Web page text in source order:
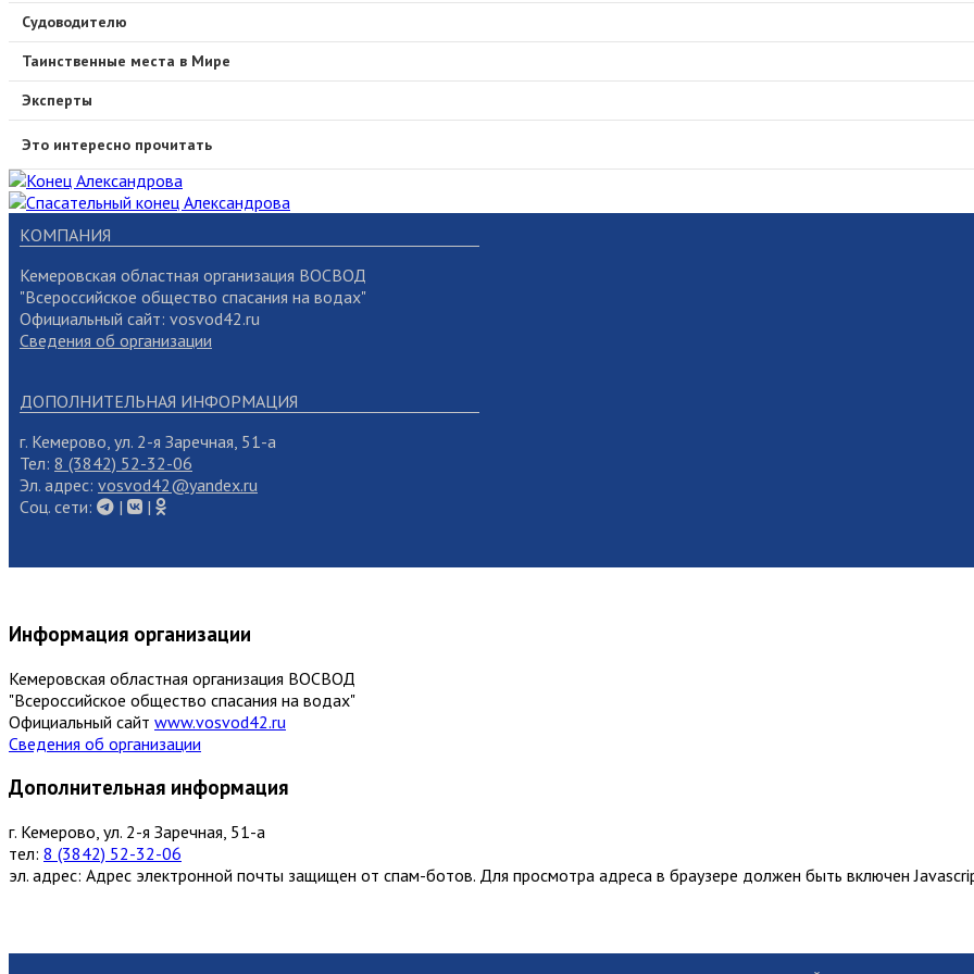
Судоводителю
Таинственные места в Мире
Эксперты
Это интересно прочитать
КОМПАНИЯ
Кемеровская областная организация ВОСВОД
"Всероссийское общество спасания на водах"
Официальный сайт: vosvod42.ru
Сведения об организации
ДОПОЛНИТЕЛЬНАЯ ИНФОРМАЦИЯ
г. Кемерово, ул. 2-я Заречная, 51-а
Тел: 8 (3842) 52-32-06
Эл. адрес: vosvod42@yandex.ru
Cоц. сети:
| |
Информация организации
Кемеровская областная организация ВОСВОД
"Всероссийское общество спасания на водах"
Официальный сайт www.vosvod42.ru
Сведения об организации
Дополнительная информация
г. Кемерово, ул. 2-я Заречная, 51-а
тел: 8 (3842) 52-32-06
эл. адрес: Адрес электронной почты защищен от спам-ботов. Для просмотра адреса в браузере должен быть включен